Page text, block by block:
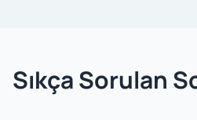
Sıkça Sorulan